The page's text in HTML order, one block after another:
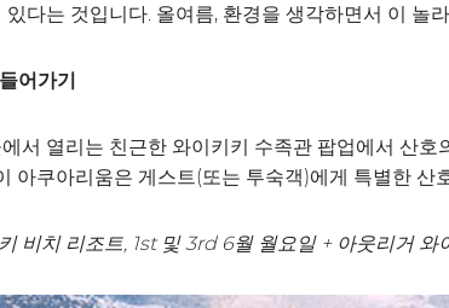
다는 것입니다. 올여름, 환경을 생각하면서 이
어가기
서 열리는 친근한 와이키키 수족관 팝업에서 산
아쿠아리움은 게스트(또는 투숙객)에게 특별한 산
비치 리조트, 1st 및 3rd 6월 월요일 + 아웃리거